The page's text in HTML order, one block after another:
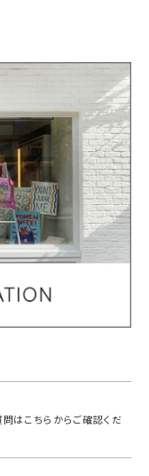
はこちらからご確認くだ